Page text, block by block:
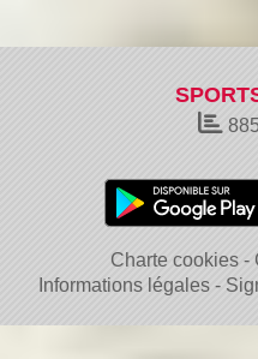
Charte cookies
Informations légales